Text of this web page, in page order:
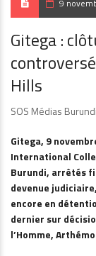
9
Gitega :
Hills
SOS Médias Burundi
Gitega, 9
International
Burundi, arrêtés
devenue
encore en
dernier sur
l’Homme,